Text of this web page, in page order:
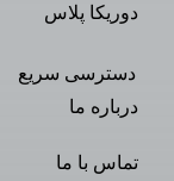
دوریکا پلاس
دسترسی سریع
درباره ما
تماس با ما